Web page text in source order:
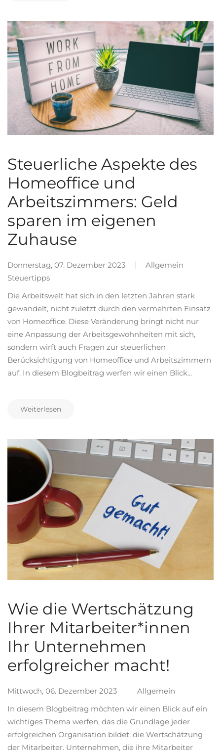
Steuerliche Aspekte des
Homeoffice und
Arbeitszimmers: Geld
sparen im eigenen
Zuhause
Donnerstag, 07. Dezember 2023
Allgemein
Steuertipps
Die Arbeitswelt hat sich in den letzten Jahren stark
gewandelt, nicht zuletzt durch den vermehrten Einsatz
von Homeoffice. Diese Veränderung bringt nicht nur
eine Anpassung der Arbeitsgewohnheiten mit sich,
sondern wirft auch Fragen zur steuerlichen
Berücksichtigung von Homeoffice und Arbeitszimmern
auf. In diesem Blogbeitrag werfen wir einen Blick...
Weiterlesen
Wie die Wertschätzung
Ihrer Mitarbeiter*innen
Ihr Unternehmen
erfolgreicher macht!
Mittwoch, 06. Dezember 2023
Allgemein
In diesem Blogbeitrag möchten wir einen Blick auf ein
wichtiges Thema werfen, das die Grundlage jeder
erfolgreichen Organisation bildet: die Wertschätzung
der Mitarbeiter. Unternehmen, die ihre Mitarbeiter